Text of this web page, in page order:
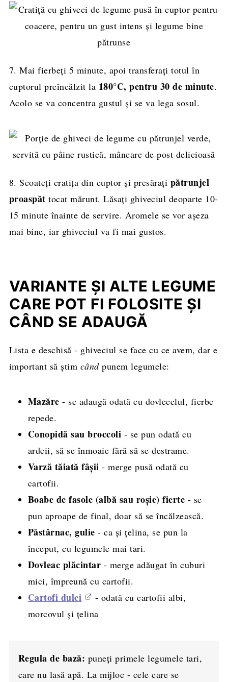
7. Mai fierbeți 5 minute, apoi transferați totul în
cuptorul preîncălzit la 180°C, pentru 30 de minute.
Acolo se va concentra gustul și se va lega sosul.
8. Scoateți cratița din cuptor și presărați pătrunjel
proaspăt tocat mărunt. Lăsați ghiveciul deoparte 10-
15 minute înainte de servire. Aromele se vor așeza
mai bine, iar ghiveciul va fi mai gustos.
VARIANTE ȘI ALTE LEGUME
CARE POT FI FOLOSITE ȘI
CÂND SE ADAUGĂ
Lista e deschisă - ghiveciul se face cu ce avem, dar e
important să știm cândpunem legumele:
Mazăre - se adaugă odată cu dovlecelul, fierbe
repede.
Conopidă sau broccoli - se pun odată cu
ardeii, să se înmoaie fără să se destrame.
Varză tăiată fâșii - merge pusă odată cu
cartofii.
Boabe de fasole (albă sau roșie) fierte - se
pun aproape de final, doar să se încălzească.
Păstârnac, gulie - ca și țelina, se pun la
început, cu legumele mai tari.
Dovleac plăcintar - merge adăugat în cuburi
mici, împreună cu cartofii.
Cartofi dulci
- odată cu cartofii albi,
morcovul și țelina
Regula de bază: puneți primele legumele tari,
care nu lasă apă. La mijloc - cele care se